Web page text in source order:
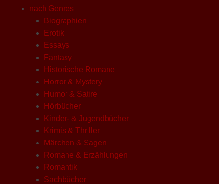
nach Genres
Biographien
Erotik
Essays
Fantasy
Historische Romane
Horror & Mystery
Humor & Satire
Hörbücher
Kinder- & Jugendbücher
Krimis & Thriller
Märchen & Sagen
Romane & Erzählungen
Romantik
Sachbücher